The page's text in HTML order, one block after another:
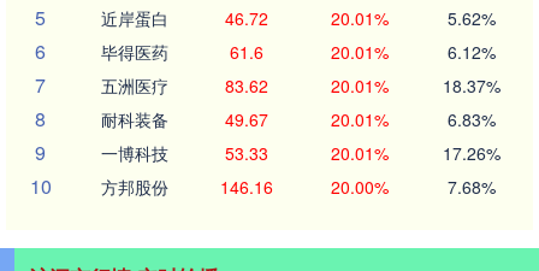
5 近岸蛋白 46.72 20.01% 5.62%
6 毕得医药 61.6 20.01% 6.12%
7 五洲医疗 83.62 20.01% 18.37%
8 耐科装备 49.67 20.01% 6.83%
9 一博科技 53.33 20.01% 17.26%
10 方邦股份 146.16 20.00% 7.68%